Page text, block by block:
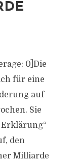
0]Die
für eine
auf
Sie
den
Milliarde